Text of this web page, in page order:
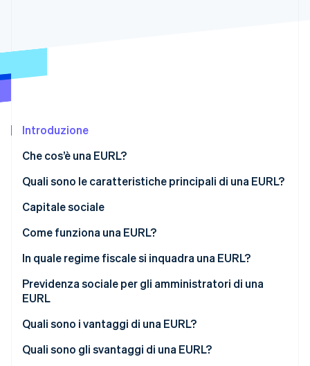
Costituzione di start-up
Identity
Scopri come Stripe sta costruendo l'infrastruttura
Introduzione
Che cos’è una EURL?
Quali sono le caratteristiche principali di una EURL?
Capitale sociale
Come funziona una EURL?
In quale regime fiscale si inquadra una EURL?
Se l’azionista unico è una persona fisica
Previdenza sociale per gli amministratori di una
EURL
Quali sono i vantaggi di una EURL?
Quali sono gli svantaggi di una EURL?